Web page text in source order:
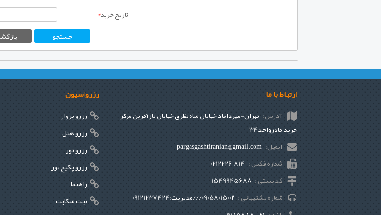
تاریخ خرید*
ارتباط با ما
آدرس: تهران-میرداماد خیابان شاه نظری خیابان نازآفرین مرکز
خرید مادرواحد34
ایمیل: pargasgashtiranian@gmail.com
شماره فکس : 02122261814
کد پستی : 1549945688
شماره پشتیبانی : 09058015002///مديريت:09121237424
رزرواسیون
رزرو پرواز
رزرو هتل
رزرو تور
رزرو پکیج تور
راهنما
ثبت شکایت